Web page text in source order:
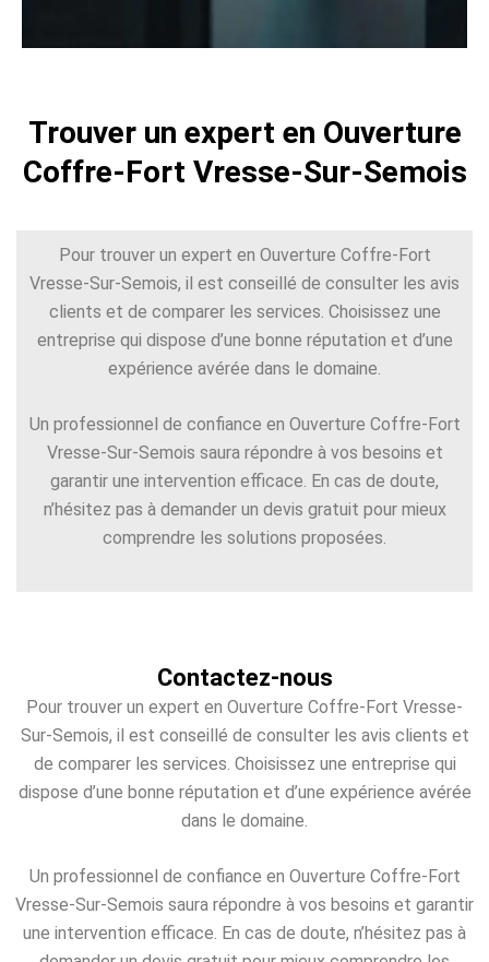
Trouver un expert en Ouverture
Coffre-Fort Vresse-Sur-Semois
Pour trouver un expert en Ouverture Coffre-Fort
Vresse-Sur-Semois, il est conseillé de consulter les avis
clients et de comparer les services. Choisissez une
entreprise qui dispose d’une bonne réputation et d’une
expérience avérée dans le domaine.
Un professionnel de confiance en Ouverture Coffre-Fort
Vresse-Sur-Semois saura répondre à vos besoins et
garantir une intervention efficace. En cas de doute,
n’hésitez pas à demander un devis gratuit pour mieux
comprendre les solutions proposées.
Contactez-nous
Pour trouver un expert en Ouverture Coffre-Fort Vresse-
Sur-Semois, il est conseillé de consulter les avis clients et
de comparer les services. Choisissez une entreprise qui
dispose d’une bonne réputation et d’une expérience avérée
dans le domaine.
Un professionnel de confiance en Ouverture Coffre-Fort
Vresse-Sur-Semois saura répondre à vos besoins et garantir
une intervention efficace. En cas de doute, n’hésitez pas à